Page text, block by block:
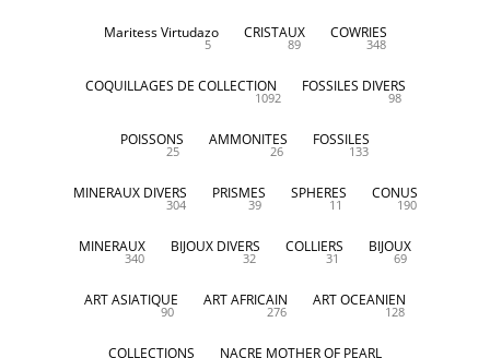
Maritess Virtudazo
5
CRISTAUX
89
COWRIES
348
COQUILLAGES DE COLLECTION
1092
FOSSILES DIVERS
98
POISSONS
25
AMMONITES
26
FOSSILES
133
MINERAUX DIVERS
304
PRISMES
39
SPHERES
11
CONUS
190
MINERAUX
340
BIJOUX DIVERS
32
COLLIERS
31
BIJOUX
69
ART ASIATIQUE
90
ART AFRICAIN
276
ART OCEANIEN
128
COLLECTIONS NACRE MOTHER OF PEARL